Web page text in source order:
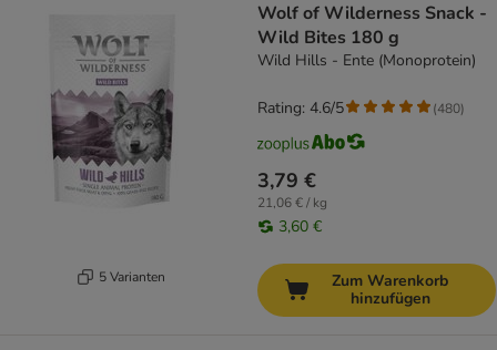
5 Varianten
Wolf of Wilderness Snack -
Wild Bites 180 g
Wild Hills - Ente (Monoprotein)
3,79 €
21,06 € / kg
3,60 €
Rating: 4.6/5 (480)
Zum Warenkorb
hinzufügen